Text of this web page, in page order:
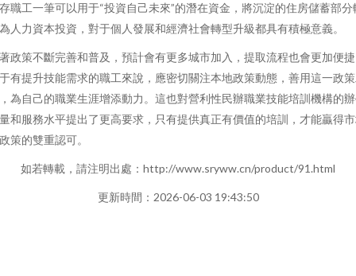
職工一筆可以用于“投資自己未來”的潛在資金，將沉淀的住房儲蓄部分
人力資本投資，對于個人發展和經濟社會轉型升級都具有積極意義。
政策不斷完善和普及，預計會有更多城市加入，提取流程也會更加便
有提升技能需求的職工來說，應密切關注本地政策動態，善用這一政
為自己的職業生涯增添動力。這也對營利性民辦職業技能培訓機構的
和服務水平提出了更高要求，只有提供真正有價值的培訓，才能贏得
策的雙重認可。
如若轉載，請注明出處：http://www.sryww.cn/product/91.html
更新時間：2026-06-03 19:43:50